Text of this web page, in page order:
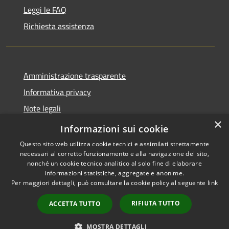
Leggi le FAQ
Richiesta assistenza
Amministrazione trasparente
Informativa privacy
Note legali
Dichiarazione di accessibilità
Accessibilità
Copyright © 2026 • Comune di
Maniace • Powered by
Municipium•
Accesso
redazione
×
Informazioni sui cookie
Questo sito web utilizza cookie tecnici e assimilati strettamente
necessari al corretto funzionamento e alla navigazione del sito,
nonché un cookie tecnico analitico al solo fine di elaborare
informazioni statistiche, aggregate e anonime.
Per maggiori dettagli, può consultare la cookie policy al seguente link
ACCETTA TUTTO RIFIUTA TUTTO
MOSTRA DETTAGLI